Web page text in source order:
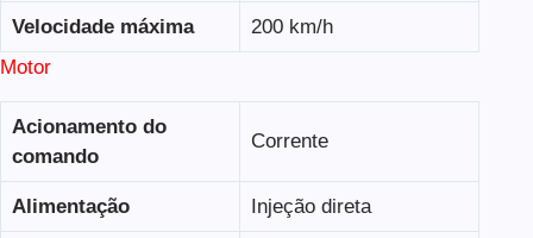
Velocidade máxima
200 km/h
Motor
Acionamento do
comando
Corrente
Alimentação Injeção direta